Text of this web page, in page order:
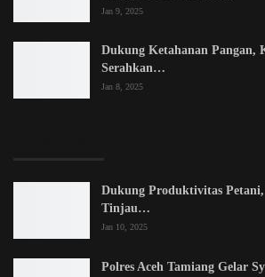
Jan 9, 2025
Dukung Ketahanan Pangan,
Serahkan…
Jan 8, 2025
Dukung Produktivitas
Tinjau…
Jan 10, 2025
Polres Aceh Tamiang Gelar